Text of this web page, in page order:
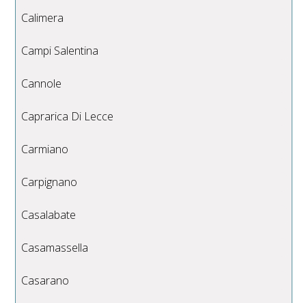
Calimera
Campi Salentina
Cannole
Caprarica Di Lecce
Carmiano
Carpignano
Casalabate
Casamassella
Casarano